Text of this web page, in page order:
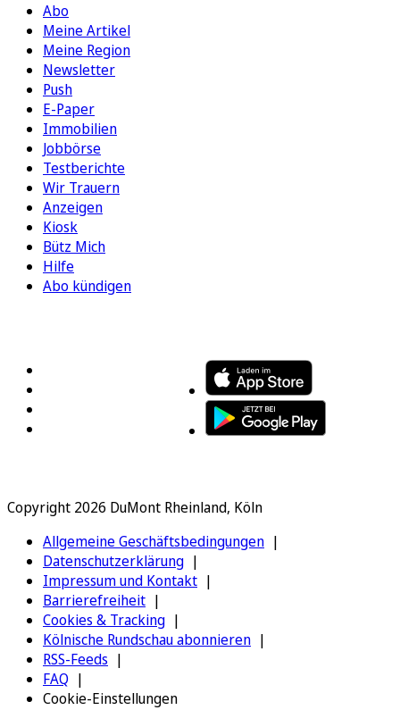
Abo
Meine Artikel
Meine Region
Newsletter
Push
E-Paper
Immobilien
Jobbörse
Testberichte
Wir Trauern
Anzeigen
Kiosk
Bütz Mich
Hilfe
Abo kündigen
Copyright 2026 DuMont Rheinland, Köln
Allgemeine Geschäftsbedingungen
Datenschutzerklärung
Impressum und Kontakt
Barrierefreiheit
Cookies & Tracking
Kölnische Rundschau abonnieren
RSS-Feeds
FAQ
Cookie-Einstellungen